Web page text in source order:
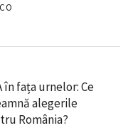
în fața urnelor: Ce
alegerile
România?